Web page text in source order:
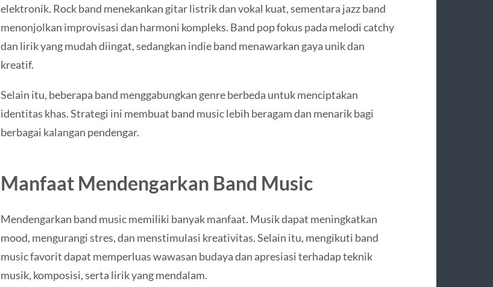
elektronik. Rock band menekankan gitar listrik dan vokal kuat, sementara jazz band
menonjolkan improvisasi dan harmoni kompleks. Band pop fokus pada melodi catchy
dan lirik yang mudah diingat, sedangkan indie band menawarkan gaya unik dan
kreatif.
Selain itu, beberapa band menggabungkan genre berbeda untuk menciptakan
identitas khas. Strategi ini membuat band music lebih beragam dan menarik bagi
berbagai kalangan pendengar.
Manfaat Mendengarkan Band Music
Mendengarkan band music memiliki banyak manfaat. Musik dapat meningkatkan
mood, mengurangi stres, dan menstimulasi kreativitas. Selain itu, mengikuti band
music favorit dapat memperluas wawasan budaya dan apresiasi terhadap teknik
musik, komposisi, serta lirik yang mendalam.